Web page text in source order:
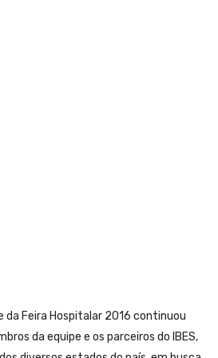
da Feira Hospitalar 2016 continuou
da equipe e os parceiros do IBES,